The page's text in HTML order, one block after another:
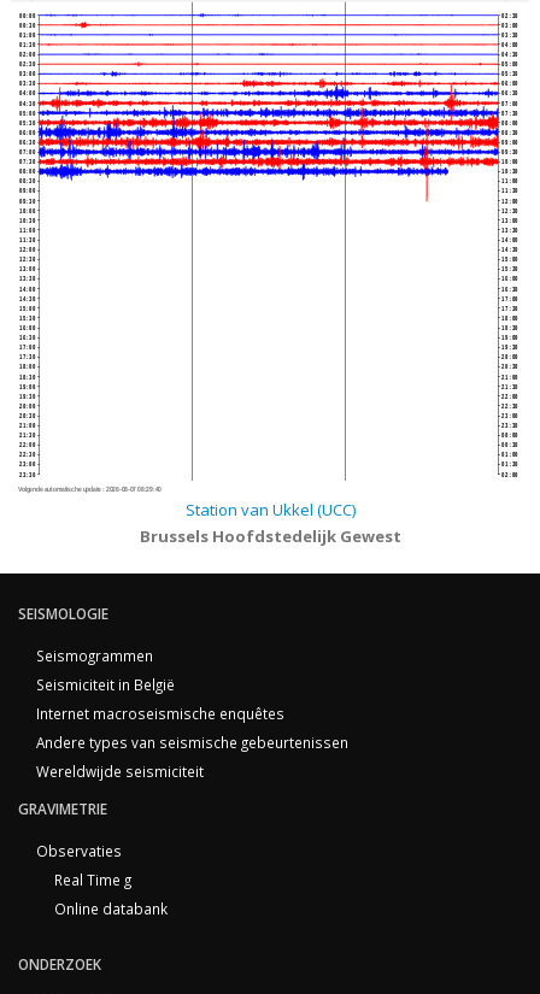
00:00
00:30
01:00
01:30
02:00
02:30
03:00
03:30
04:00
04:30
05:00
05:30
06:00
06:30
07:00
07:30
08:00
08:30
09:00
09:30
10:00
10:30
11:00
11:30
12:00
12:30
13:00
13:30
14:00
14:30
15:00
15:30
16:00
16:30
17:00
17:30
18:00
18:30
19:00
19:30
20:00
20:30
21:00
21:30
22:00
22:30
23:00
23:30
02:30
03:00
03:30
04:00
04:30
05:00
05:30
06:00
06:30
07:00
07:30
08:00
08:30
09:00
09:30
10:00
10:30
11:00
11:30
12:00
12:30
13:00
13:30
14:00
14:30
15:00
15:30
16:00
16:30
17:00
17:30
18:00
18:30
19:00
19:30
20:00
20:30
21:00
21:30
22:00
22:30
23:00
23:30
00:00
00:30
01:00
01:30
02:00
Volgende automatische update : 2026-08-07 08:29:40
Station van Ukkel (UCC)
Brussels Hoofdstedelijk Gewest
SEISMOLOGIE
Seismogrammen
Seismiciteit in België
Internet macroseismische enquêtes
Andere types van seismische gebeurtenissen
Wereldwijde seismiciteit
GRAVIMETRIE
Observaties
Real Time g
Online databank
ONDERZOEK